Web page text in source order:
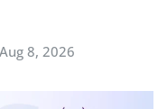
Aug 8, 2026